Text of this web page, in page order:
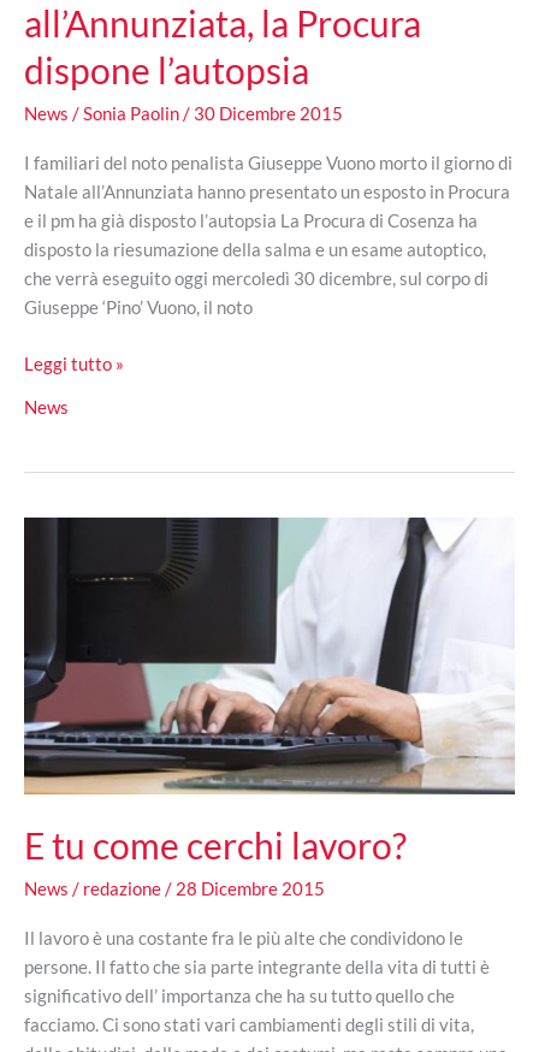
all’Annunziata, la Procura
dispone l’autopsia
News /Sonia Paolin/ 30 Dicembre 2015
I familiari del noto penalista Giuseppe Vuono morto il giorno di
Natale all’Annunziata hanno presentato un esposto in Procura
e il pm ha già disposto l’autopsia La Procura di Cosenza ha
disposto la riesumazione della salma e un esame autoptico,
che verrà eseguito oggi mercoledì 30 dicembre, sul corpo di
Giuseppe ‘Pino’ Vuono, il noto
Giuseppe
morto
la
Leggi tutto »
News
E tu come cerchi lavoro?
News / redazione/ 28 Dicembre 2015
Il lavoro è una costante fra le più alte che condividono le
persone. Il fatto che sia parte integrante della vita di tutti è
significativo dell’ importanza che ha su tutto quello che
facciamo. Ci sono stati vari cambiamenti degli stili di vita,